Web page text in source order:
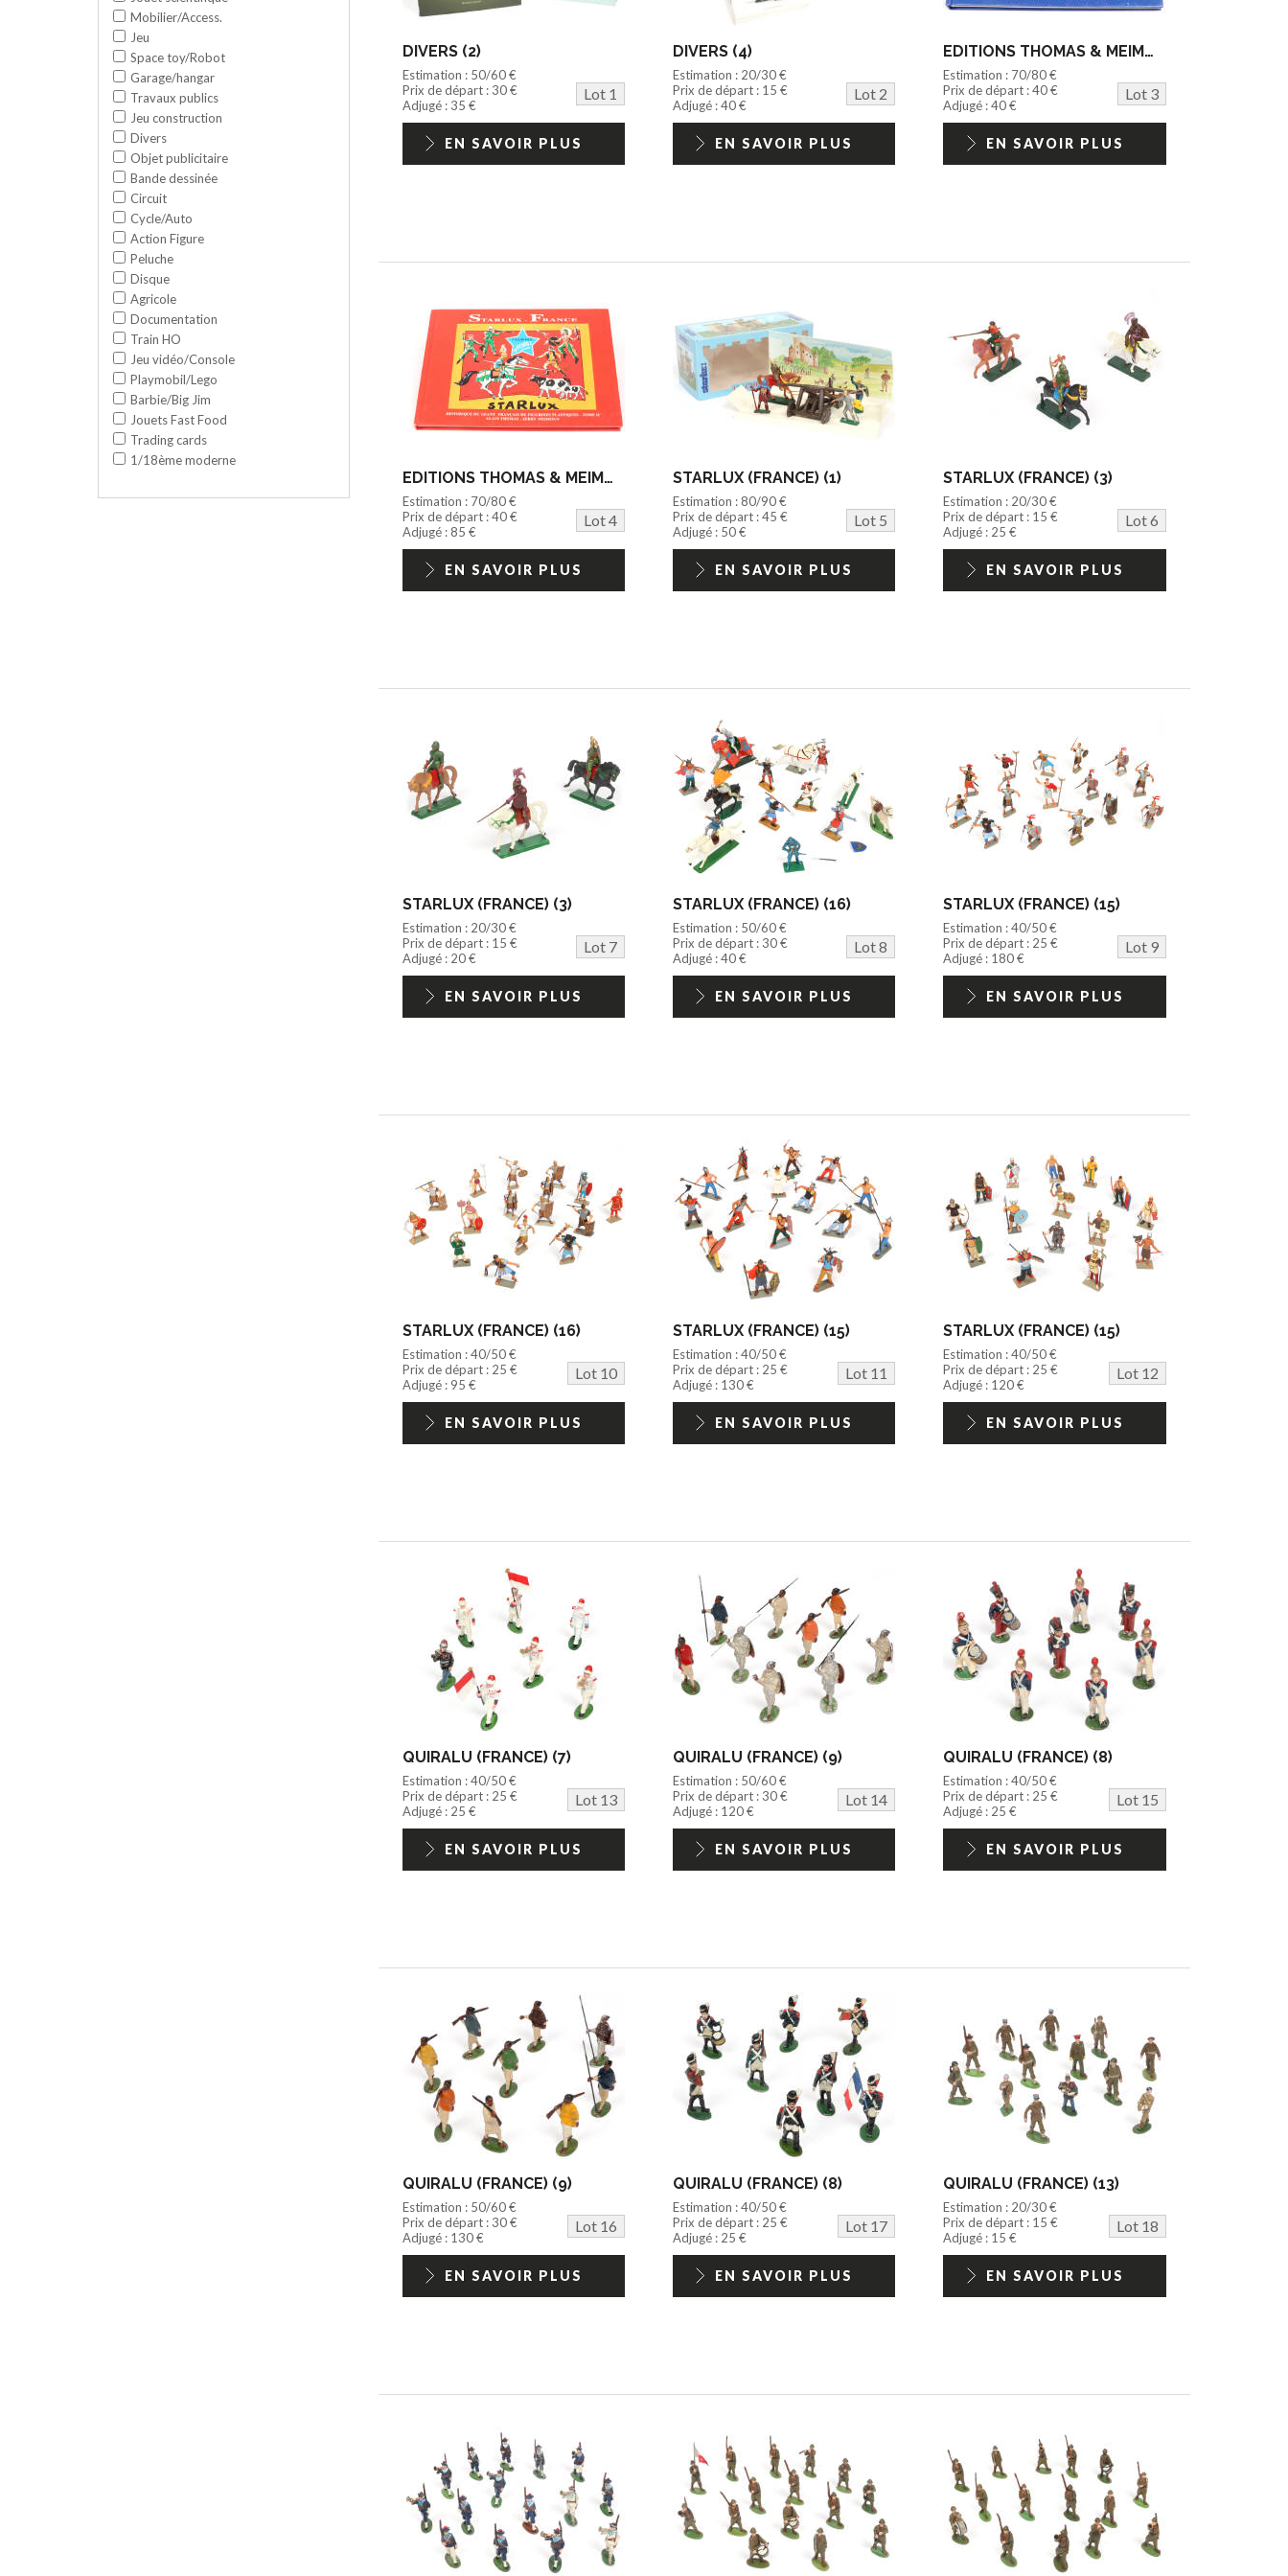
Mobilier/Access.
Jeu
Space toy/Robot
Garage/hangar
Travaux publics
Jeu construction
Divers
Objet publicitaire
Bande dessinée
Circuit
Cycle/Auto
Action Figure
Peluche
Disque
Agricole
Documentation
Train HO
Jeu vidéo/Console
Playmobil/Lego
Barbie/Big Jim
Jouets Fast Food
Trading cards
1/18ème moderne
DIVERS (2)
Estimation : 50/60 €
Prix de départ : 30 €
Lot 1
Adjugé : 35 €
EN SAVOIR PLUS
DIVERS (4)
Estimation : 20/30 €
Prix de départ : 15 €
Lot 2
Adjugé : 40 €
EN SAVOIR PLUS
EDITIONS THOMAS & MEIMOUN (1)
Estimation : 70/80 €
Prix de départ : 40 €
Lot 3
Adjugé : 40 €
EN SAVOIR PLUS
EDITIONS THOMAS & MEIMOUN (1)
Estimation : 70/80 €
Prix de départ : 40 €
Lot 4
Adjugé : 85 €
EN SAVOIR PLUS
STARLUX (FRANCE) (1)
Estimation : 80/90 €
Prix de départ : 45 €
Lot 5
Adjugé : 50 €
EN SAVOIR PLUS
STARLUX (FRANCE) (3)
Estimation : 20/30 €
Prix de départ : 15 €
Lot 6
Adjugé : 25 €
EN SAVOIR PLUS
STARLUX (FRANCE) (3)
Estimation : 20/30 €
Prix de départ : 15 €
Lot 7
Adjugé : 20 €
EN SAVOIR PLUS
STARLUX (FRANCE) (16)
Estimation : 50/60 €
Prix de départ : 30 €
Lot 8
Adjugé : 40 €
EN SAVOIR PLUS
STARLUX (FRANCE) (15)
Estimation : 40/50 €
Prix de départ : 25 €
Lot 9
Adjugé : 180 €
EN SAVOIR PLUS
STARLUX (FRANCE) (16)
Estimation : 40/50 €
Prix de départ : 25 €
Lot 10
Adjugé : 95 €
EN SAVOIR PLUS
STARLUX (FRANCE) (15)
Estimation : 40/50 €
Prix de départ : 25 €
Lot 11
Adjugé : 130 €
EN SAVOIR PLUS
STARLUX (FRANCE) (15)
Estimation : 40/50 €
Prix de départ : 25 €
Lot 12
Adjugé : 120 €
EN SAVOIR PLUS
QUIRALU (FRANCE) (7)
Estimation : 40/50 €
Prix de départ : 25 €
Lot 13
Adjugé : 25 €
EN SAVOIR PLUS
QUIRALU (FRANCE) (9)
Estimation : 50/60 €
Prix de départ : 30 €
Lot 14
Adjugé : 120 €
EN SAVOIR PLUS
QUIRALU (FRANCE) (8)
Estimation : 40/50 €
Prix de départ : 25 €
Lot 15
Adjugé : 25 €
EN SAVOIR PLUS
QUIRALU (FRANCE) (9)
Estimation : 50/60 €
Prix de départ : 30 €
Lot 16
Adjugé : 130 €
EN SAVOIR PLUS
QUIRALU (FRANCE) (8)
Estimation : 40/50 €
Prix de départ : 25 €
Lot 17
Adjugé : 25 €
EN SAVOIR PLUS
QUIRALU (FRANCE) (13)
Estimation : 20/30 €
Prix de départ : 15 €
Lot 18
Adjugé : 15 €
EN SAVOIR PLUS